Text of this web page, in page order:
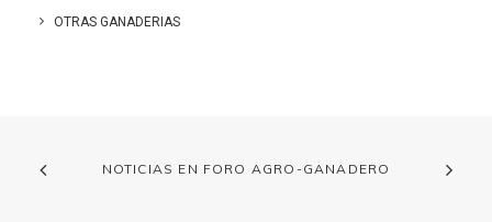
OTRAS GANADERIAS
NOTICIAS EN FORO AGRO-GANADERO